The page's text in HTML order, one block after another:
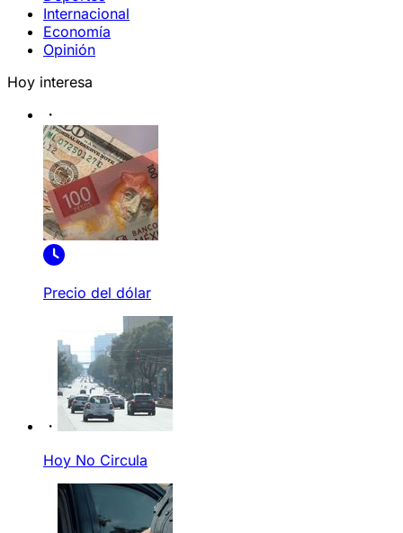
Internacional
Economía
Opinión
Hoy interesa
Precio del dólar
Hoy No Circula